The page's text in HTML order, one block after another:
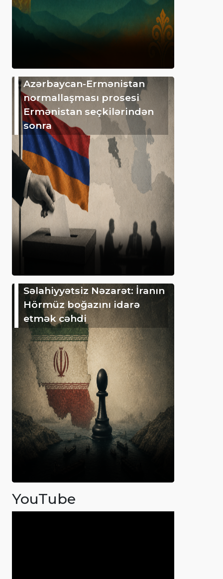
Azərbaycan-Ermənistan
normallaşması prosesi
Ermənistan seçkilərindən
sonra
Səlahiyyətsiz Nəzarət: İranın
Hörmüz boğazını idarə
etmək cəhdi
YouTube